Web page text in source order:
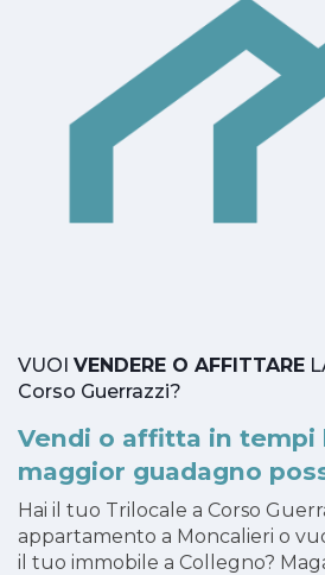
VUOI VENDERE O AFFITTARE
Corso Guerrazzi?
Vendi o affitta in tempi
maggior guadagno
Hai il tuo Trilocale a Corso
appartamento a Moncalieri o
il tuo immobile a Collegno?